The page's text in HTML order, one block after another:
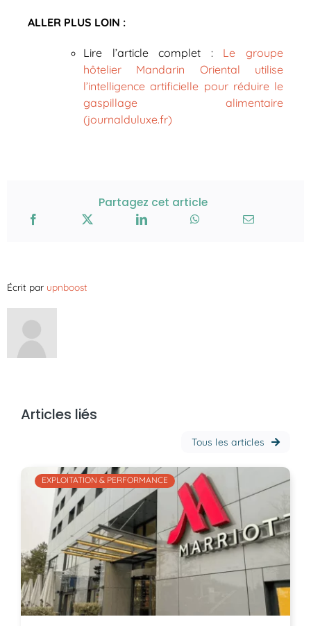
ALLER PLUS LOIN :
Lire l’article complet : Le groupe
hôtelier Mandarin Oriental utilise
l’intelligence artificielle pour réduire le
gaspillage alimentaire
(journalduluxe.fr)
Partagez cet article
Écrit par upnboost
Articles liés
Tous les articles
EXPLOITATION & PERFORMANCE